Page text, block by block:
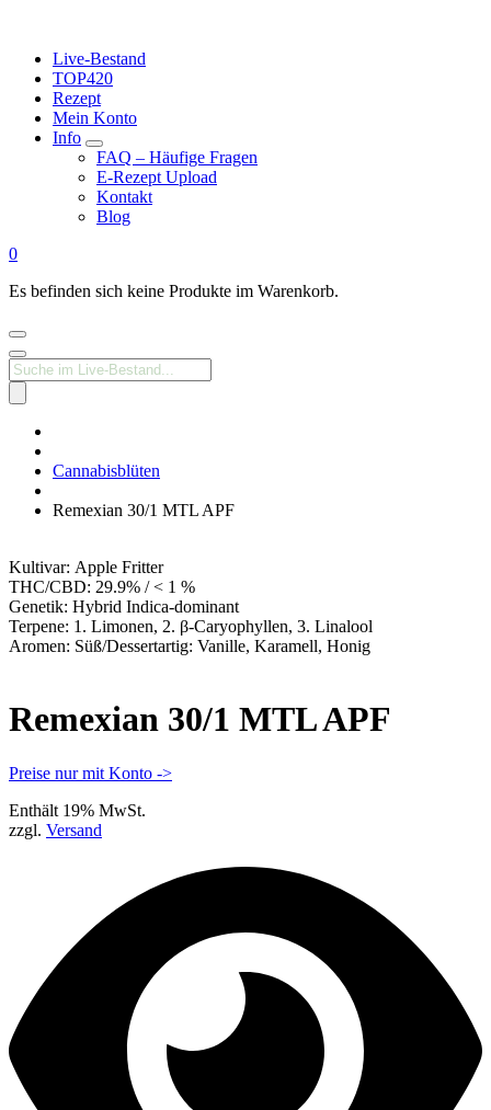
Live-Bestand
TOP420
Rezept
Mein Konto
Info
FAQ – Häufige Fragen
E-Rezept Upload
Kontakt
Blog
0
Es befinden sich keine Produkte im Warenkorb.
Products
search
Apotheke
Cannabisblüten
Remexian 30/1 MTL APF
Kultivar: Apple Fritter
THC/CBD: 29.9% / < 1 %
Genetik: Hybrid Indica-dominant
Terpene: 1. Limonen, 2. β-Caryophyllen, 3. Linalool
Aromen: Süß/Dessertartig: Vanille, Karamell, Honig
Remexian 30/1 MTL APF
Preise nur mit Konto ->
Enthält 19% MwSt.
zzgl. Versand